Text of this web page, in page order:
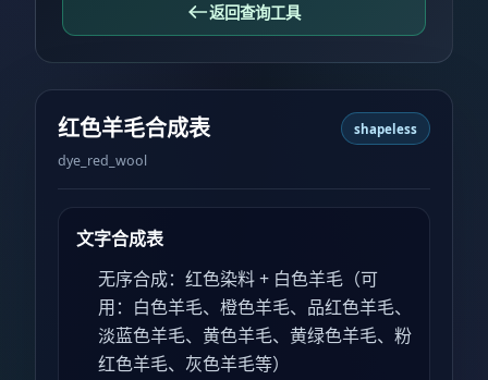
返回查询工具
红色羊毛合成表
dye_red_wool
shapeless
文字合成表
无序合成：红色染料 + 白色羊毛（可
用：白色羊毛、橙色羊毛、品红色羊毛、
淡蓝色羊毛、黄色羊毛、黄绿色羊毛、粉
红色羊毛、灰色羊毛等）